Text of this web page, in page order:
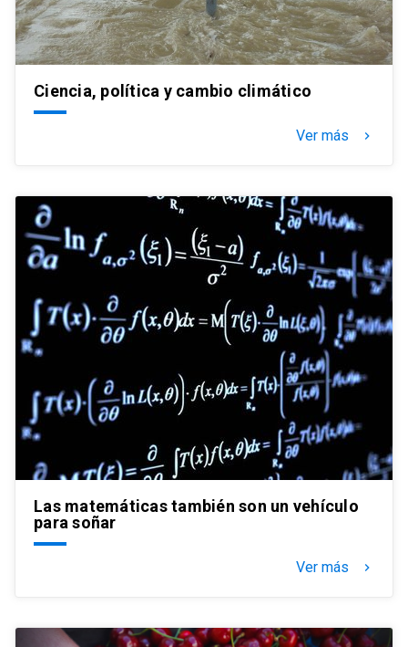
Ciencia, política y cambio climático
Ver más keyboard_arrow_right
Las matemáticas también son un vehículo
para soñar
Ver más keyboard_arrow_right